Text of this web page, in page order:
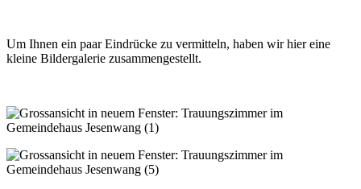
Um Ihnen ein paar Eindrücke zu vermitteln, haben wir hier eine
kleine Bildergalerie zusammengestellt.